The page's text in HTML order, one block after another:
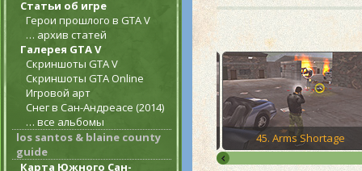
Статьи об игре
Герои прошлого в GTA V
… архив статей
Галерея GTA V
Скриншоты GTA V
Скриншоты GTA Online
Игровой арт
Снег в Сан-Андреасе (2014)
… все альбомы
los santos & blaine county
guide
Карта Южного Сан-
44. Silence the Sneak 45. Arms Shortage